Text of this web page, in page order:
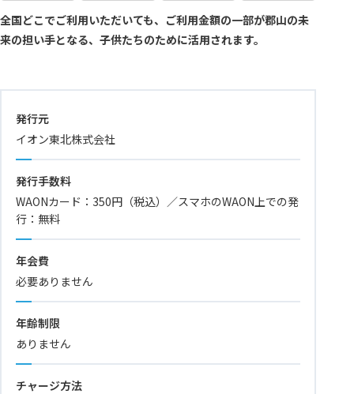
全国どこでご利用いただいても、ご利用金額の一部が郡山の未
来の担い手となる、子供たちのために活用されます。
発行元
イオン東北株式会社
発行手数料
WAONカード：350円（税込）／スマホのWAON上での発
行：無料
年会費
必要ありません
年齢制限
ありません
チャージ方法